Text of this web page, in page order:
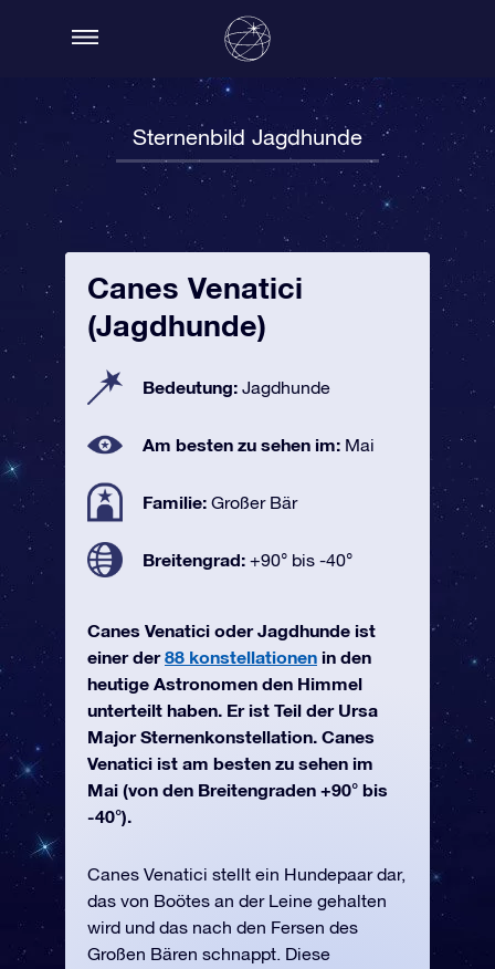
Sternenbild Jagdhunde
Canes Venatici
(Jagdhunde)
Bedeutung: Jagdhunde
Am besten zu sehen im: Mai
Familie: Großer Bär
Breitengrad: +90° bis -40°
Canes Venatici oder Jagdhunde ist
einer der88 konstellationen in den
heutige Astronomen den Himmel
unterteilt haben. Er ist Teil der Ursa
Major Sternenkonstellation. Canes
Venatici ist am besten zu sehen im
Mai (von den Breitengraden +90° bis
-40°).
Canes Venatici stellt ein Hundepaar dar,
das von Boötes an der Leine gehalten
wird und das nach den Fersen des
Großen Bären schnappt. Diese